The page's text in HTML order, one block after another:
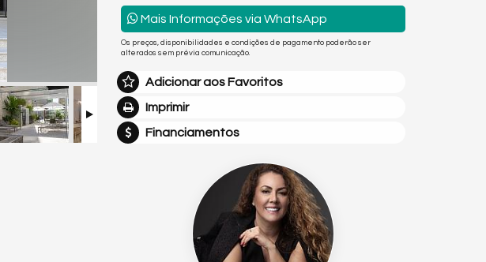
Mais Informações via WhatsApp
Os preços, disponibilidades e condições de pagamento poderão ser
alterados sem prévia comunicação.
Adicionar aos Favoritos
Imprimir
Financiamentos